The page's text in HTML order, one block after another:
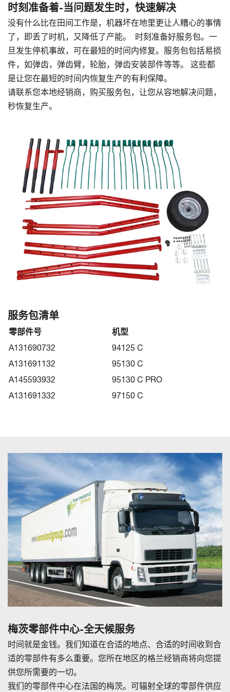
时刻准备着-当问题发生时，快速解决
没有什么比在田间工作是，机器坏在地里更让人糟心的事情
了，即丢了时机，又降低了产能。 时刻准备好服务包。一
旦发生停机事故，可在最短的时间内修复。服务包包括易损
件，如弹齿，弹齿臂，轮胎，弹齿安装部件等等。 这些都
是让您在最短的时间内恢复生产的有利保障。
请联系您本地经销商，购买服务包，让您从容地解决问题，
秒恢复生产。
服务包清单
零部件号
机型
A131690732
94125 C
A131691132
95130 C
A145593932
95130 C PRO
A131691332
97150 C
梅茨零部件中心-全天候服务
时间就是金钱。我们知道在合适的地点、合适的时间收到合
适的零部件有多么重要。您所在地区的格兰经销商将向您提
供您所需要的一切。
我们的零部件中心在法国的梅茨。可辐射全球的零部件供应